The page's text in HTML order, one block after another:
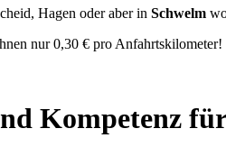
Hagen oder aber in Schwelm
nur 0,30 € pro
Kompetenz